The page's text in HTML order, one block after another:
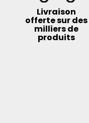
Livraison
offerte sur des
milliers de
produits